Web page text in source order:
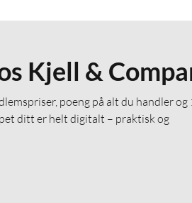
Kjell &
poeng på alt du handler og
ditt er helt digitalt – praktisk og